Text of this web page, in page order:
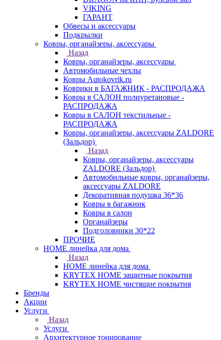
VIKING
ГАРАНТ
Обвесы и аксессуары
Подкрылки
Ковры, органайзеры, аксессуары
Назад
Ковры, органайзеры, аксессуары
Автомобильные чехлы
Ковры Autokovrik.ru
Коврики в БАГАЖНИК - РАСПРОДАЖА
Ковры в САЛОН полиуретановые -
РАСПРОДАЖА
Ковры в САЛОН текстильные -
РАСПРОДАЖА
Ковры, органайзеры, аксессуары ZALDORE
(Зальдор)
Назад
Ковры, органайзеры, аксессуары
ZALDORE (Зальдор)
Автомобильные ковры, органайзеры,
аксессуары ZALDORE
Декоративная подушка 36*36
Ковры в багажник
Ковры в салон
Органайзеры
Подголовники 30*22
ПРОЧИЕ
HOME линейка для дома
Назад
HOME линейка для дома
KRYTEX HOME защитные покрытия
KRYTEX HOME чистящие покрытия
Бренды
Акции
Услуги
Назад
Услуги
Архитектурное тонирование